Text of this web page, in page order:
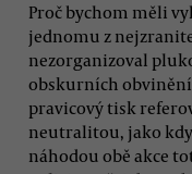
Proč bychom měli
jednomu z
nezorganizoval
obskurních
pravicový tisk
neutralitou, jako
náhodou obě akce